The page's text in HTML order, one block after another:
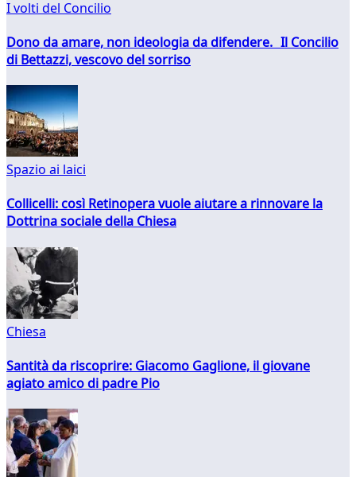
I volti del Concilio
Dono da amare, non ideologia da difendere. Il Concilio
di Bettazzi, vescovo del sorriso
Spazio ai laici
Collicelli: così Retinopera vuole aiutare a rinnovare la
Dottrina sociale della Chiesa
Chiesa
Santità da riscoprire: Giacomo Gaglione, il giovane
agiato amico di padre Pio